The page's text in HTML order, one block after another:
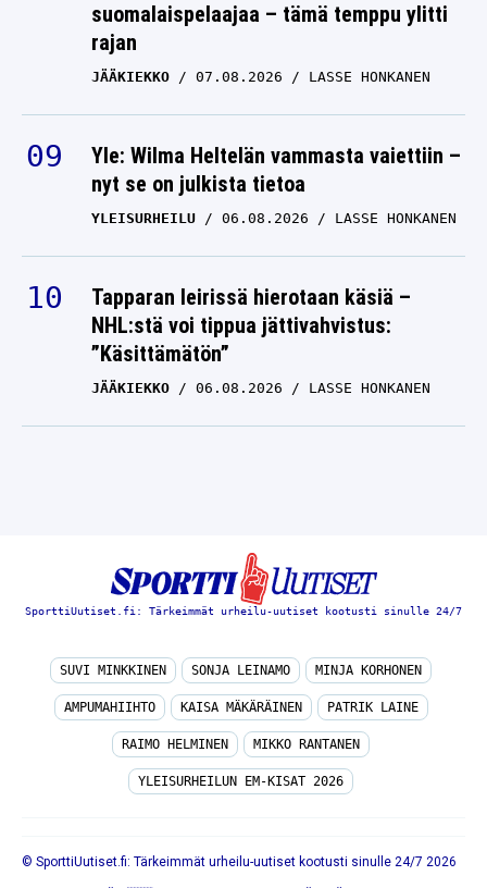
suomalaispelaajaa – tämä temppu ylitti
rajan
JÄÄKIEKKO 07.08.2026 LASSE HONKANEN
Yle: Wilma Heltelän vammasta vaiettiin –
nyt se on julkista tietoa
YLEISURHEILU 06.08.2026 LASSE HONKANEN
Tapparan leirissä hierotaan käsiä –
NHL:stä voi tippua jättivahvistus:
”Käsittämätön”
JÄÄKIEKKO 06.08.2026 LASSE HONKANEN
SporttiUutiset.fi: Tärkeimmät urheilu-uutiset kootusti sinulle 24/7
SUVI MINKKINEN SONJA LEINAMO MINJA KORHONEN
AMPUMAHIIHTO KAISA MÄKÄRÄINEN PATRIK LAINE
RAIMO HELMINEN MIKKO RANTANEN
YLEISURHEILUN EM-KISAT 2026
© SporttiUutiset.fi: Tärkeimmät urheilu-uutiset kootusti sinulle 24/7 2026